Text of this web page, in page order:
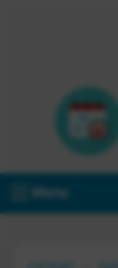
Menu